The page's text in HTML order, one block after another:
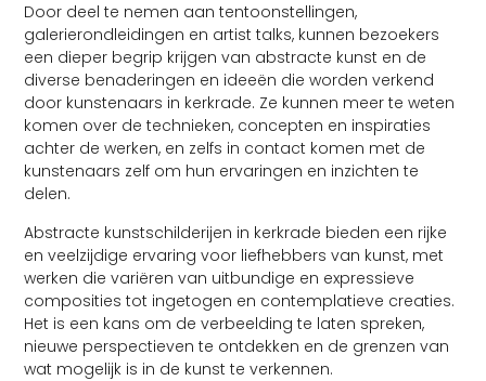
Door deel te nemen aan tentoonstellingen,
galerierondleidingen en artist talks, kunnen bezoekers
een dieper begrip krijgen van abstracte kunst en de
diverse benaderingen en ideeën die worden verkend
door kunstenaars in kerkrade. Ze kunnen meer te weten
komen over de technieken, concepten en inspiraties
achter de werken, en zelfs in contact komen met de
kunstenaars zelf om hun ervaringen en inzichten te
delen.
Abstracte kunstschilderijen in kerkrade bieden een rijke
en veelzijdige ervaring voor liefhebbers van kunst, met
werken die variëren van uitbundige en expressieve
composities tot ingetogen en contemplatieve creaties.
Het is een kans om de verbeelding te laten spreken,
nieuwe perspectieven te ontdekken en de grenzen van
wat mogelijk is in de kunst te verkennen.